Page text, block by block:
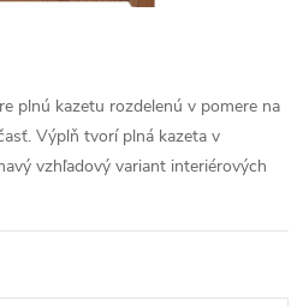
plnú kazetu rozdelenú v pomere na
Výplň tvorí plná kazeta v
vzhľadový variant interiérových